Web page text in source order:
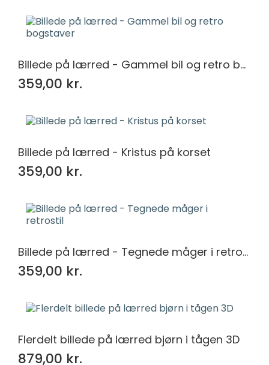
Billede på lærred - Gammel bil og retro bogstaver
359,00 kr.
Billede på lærred - Kristus på korset
359,00 kr.
Billede på lærred - Tegnede måger i retrostil
359,00 kr.
Flerdelt billede på lærred bjørn i tågen 3D
879,00 kr.